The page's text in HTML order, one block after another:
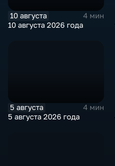
10 августа
4 мин
10 августа 2026 года
5 августа
4 мин
5 августа 2026 года